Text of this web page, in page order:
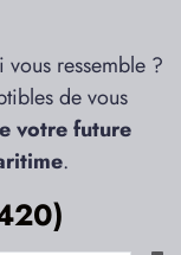
ressemble ?
de vous
votre future
.